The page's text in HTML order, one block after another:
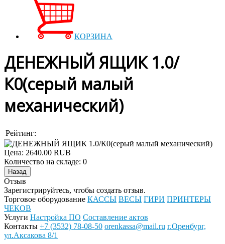
КОРЗИНА
ДЕНЕЖНЫЙ ЯЩИК 1.0/
К0(серый малый
механический)
Рейтинг:
Цена: 2640.00 RUB
Количество на складе: 0
Отзыв
Зарегистрируйтесь, чтобы создать отзыв.
Торговое оборудование КАССЫ ВЕСЫ ГИРИ ПРИНТЕРЫ
ЧЕКОВ
Услуги Настройка ПО Составление актов
Контакты +7 (3532) 78-08-50 orenkassa@mail.ru г.Оренбург,
ул.Аксакова 8/1